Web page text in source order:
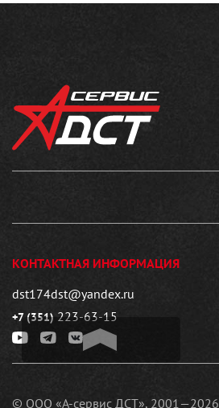
КОНТАКТНАЯ ИНФОРМАЦИЯ
dst174dst@yandex.ru
+7 (351) 223-63-15
© ООО «А-сервис ДСТ», 2001—2026